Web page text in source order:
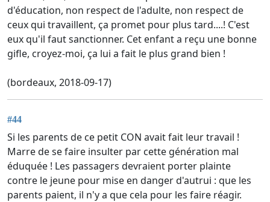
d'éducation, non respect de l'adulte, non respect de
ceux qui travaillent, ça promet pour plus tard....! C'est
eux qu'il faut sanctionner. Cet enfant a reçu une bonne
gifle, croyez-moi, ça lui a fait le plus grand bien !
(bordeaux, 2018-09-17)
#44
Si les parents de ce petit CON avait fait leur travail !
Marre de se faire insulter par cette génération mal
éduquée ! Les passagers devraient porter plainte
contre le jeune pour mise en danger d'autrui : que les
parents paient, il n'y a que cela pour les faire réagir.